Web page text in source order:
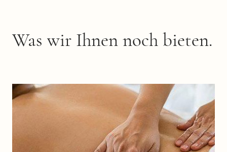
Was wir Ihnen noch bieten.